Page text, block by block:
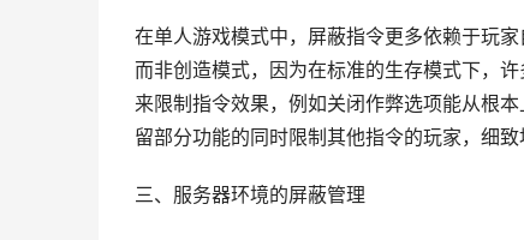
在单人游戏模式中，屏蔽指令更多依赖于玩
而非创造模式，因为在标准的生存模式下，
来限制指令效果，例如关闭作弊选项能从根
留部分功能的同时限制其他指令的玩家，细
三、服务器环境的屏蔽管理